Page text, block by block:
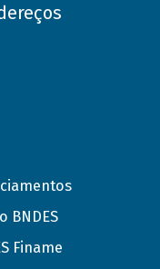
BNDES
Finame